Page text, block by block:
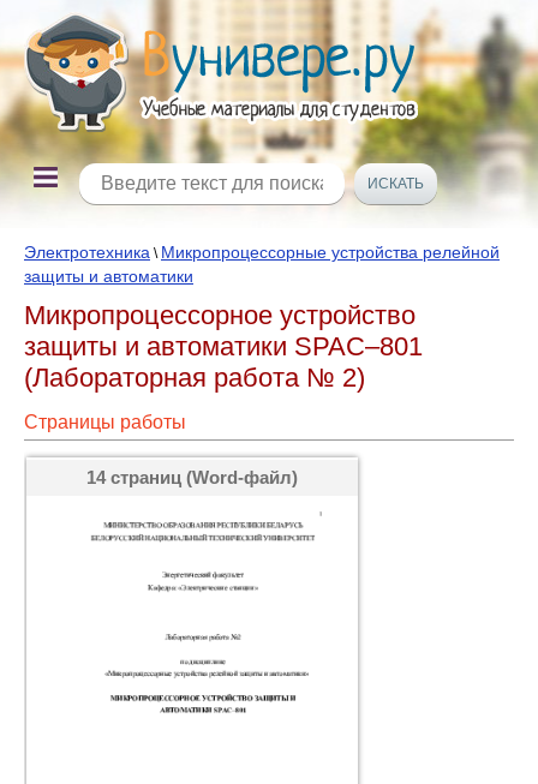
Электротехника \ Микропроцессорные устройства релейной
защиты и автоматики
Микропроцессорное устройство
защиты и автоматики SPAC–801
(Лабораторная работа № 2)
Страницы работы
14 страниц (Word-файл)